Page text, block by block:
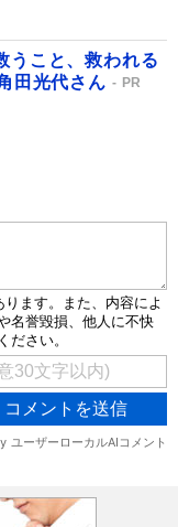
うこと、救われる
田光代さん
PR